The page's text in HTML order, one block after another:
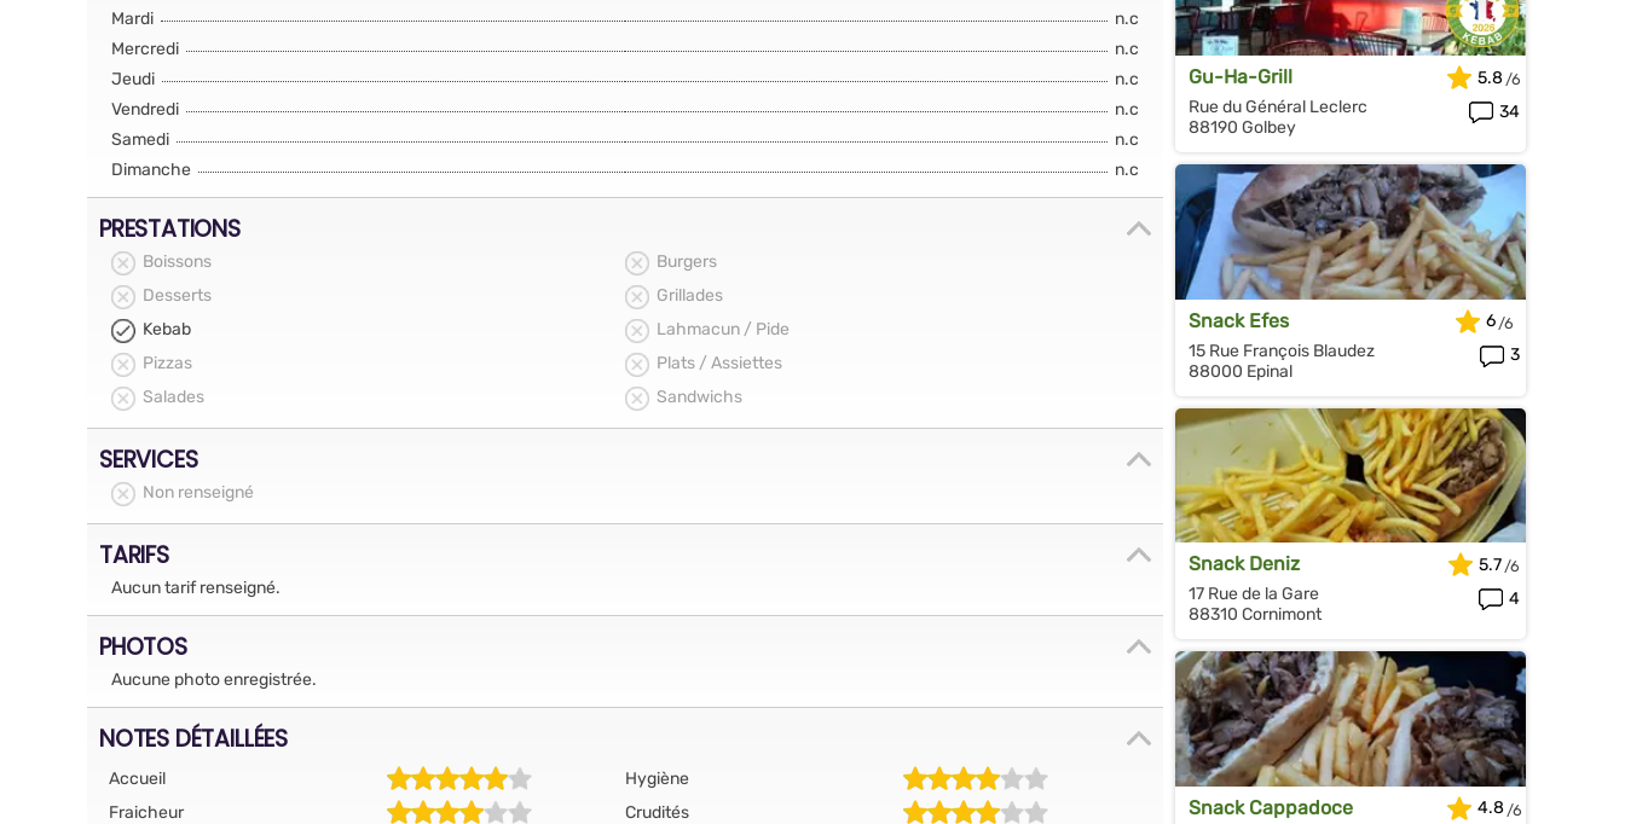
Mardi
n.c
Mercredi
n.c
Jeudi
n.c
Vendredi
n.c
Samedi
n.c
Dimanche
n.c
PRESTATIONS
Boissons
Burgers
Desserts
Grillades
Kebab
Lahmacun / Pide
Pizzas
Plats / Assiettes
Salades
Sandwichs
SERVICES
Non renseigné
TARIFS
Aucun tarif renseigné.
PHOTOS
Aucune photo enregistrée.
NOTES DÉTAILLÉES
Accueil
Hygiène
Fraicheur
Crudités
Gu-Ha-Grill
Rue du Général Leclerc
88190 Golbey
5.8
34
Snack Efes
15 Rue François Blaudez
88000 Epinal
6
3
Snack Deniz
17 Rue de la Gare
88310 Cornimont
5.7
4
Snack Cappadoce
4.8